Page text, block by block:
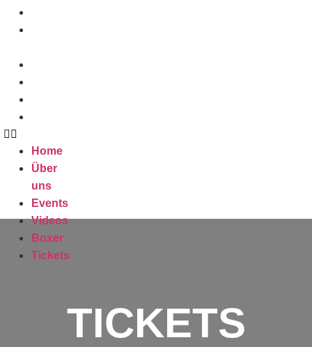
Home
Über
uns
Events
Videos
Boxer
Tickets
TICKETS